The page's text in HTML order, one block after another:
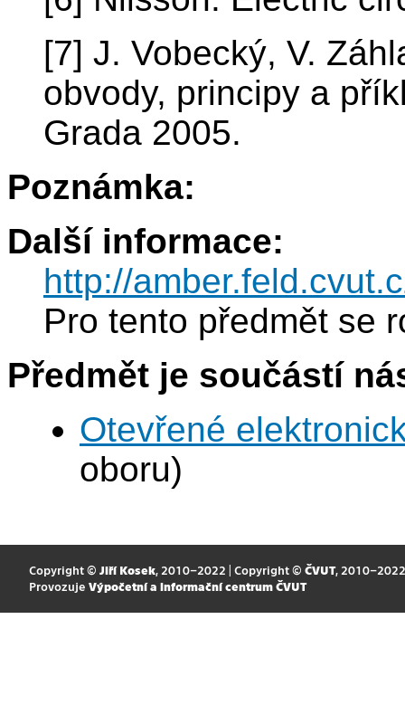
[7] J. Vobecký, V.
obvody, principy a
Grada 2005.
Poznámka:
Další informace:
http://
Pro tento předmět se
Předmět je součástí
Otevřené
oboru)
Copyright © Jiří Kosek, 2010–2022 | Copyright © ČVUT, 2010–2022
Provozuje Výpočetní a informační centrum ČVUT